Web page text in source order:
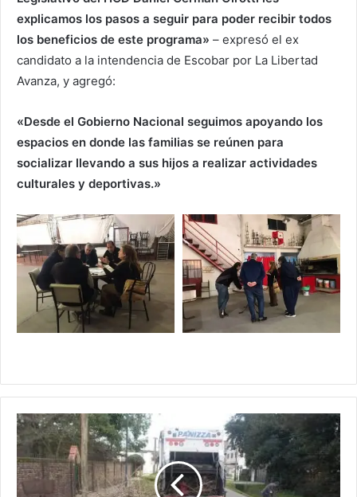
explicamos los pasos a seguir para poder recibir todos
los beneficios de este programa» – expresó el ex
candidato a la intendencia de Escobar por La Libertad
Avanza, y agregó:
«Desde el Gobierno Nacional seguimos apoyando los
espacios en donde las familias se reúnen para
socializar llevando a sus hijos a realizar actividades
culturales y deportivas.»